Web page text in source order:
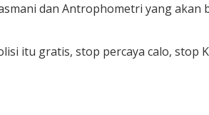
dan Antrophometri yang
itu gratis, stop percaya calo, stop